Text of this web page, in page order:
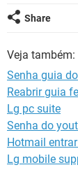
INSTAGRAM
INSTAGRAM
GUIA DE
Share
Veja também:
Senha guia
Reabrir guia
Lg pc suite
Senha do
Hotmail
Lg mobile